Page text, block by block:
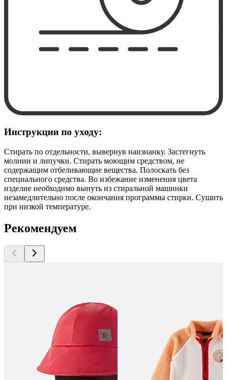
Инструкции по уходу:
Стирать по отдельности, вывернув наизнанку. Застегнуть
молнии и липучки. Стирать моющим средством, не
содержащим отбеливающие вещества. Полоскать без
специального средства. Во избежание изменения цвета
изделие необходимо вынуть из стиральной машинки
незамедлительно после окончания программы стирки. Сушить
при низкой температуре.
Рекомендуем